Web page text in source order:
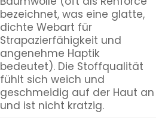
bezeichnet, was eine glatte,
dichte Webart für
Strapazierfähigkeit und
angenehme Haptik
bedeutet). Die Stoffqualität
fühlt sich weich und
geschmeidig auf der Haut an
und ist nicht kratzig.